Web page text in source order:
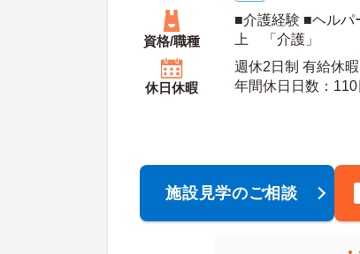
資格/職種
■介護経験 ■ヘルパ
上 「介護」
休日休暇
週休2日制 有給休
年間休日日数：110日 初年度有給日数：10
施設見学のご相談